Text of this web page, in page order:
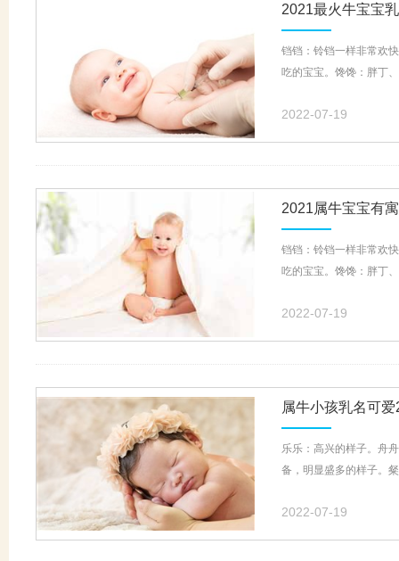
2021最火牛宝宝
铛铛：铃铛一样非常欢
吃的宝宝。馋馋：胖丁
2022-07-19
2021属牛宝宝有
铛铛：铃铛一样非常欢
吃的宝宝。馋馋：胖丁
2022-07-19
属牛小孩乳名可爱
乐乐：高兴的样子。舟
备，明显盛多的样子。
2022-07-19